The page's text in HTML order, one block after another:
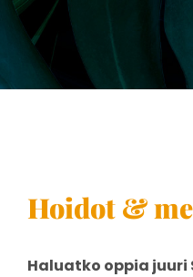
Hoidot &
Haluatko oppia juuri